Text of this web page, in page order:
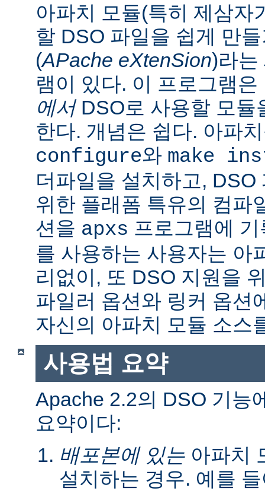
아파치 모듈(특히 제삼자
할 DSO 파일을 쉽게 만
(APache eXtenSion)라는
램이 있다. 이 프로그램
에서DSO로 사용할 모듈
한다. 개념은 쉽다. 아파
configure와 make
더파일을 설치하고,
위한 플래폼 특유의 컴파
션을 apxs 프로그램에
를 사용하는 사용자는 아
리없이, 또 DSO 지원을
파일러 옵션와 링커 옵션
자신의 아파치 모듈 소스
사용법 요약
Apache 2.2의 DSO 기능
요약이다:
배포본에 있는 아파치
설치하는 경우. 예를